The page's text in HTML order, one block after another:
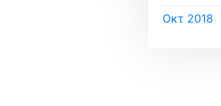
Οκτ 2018